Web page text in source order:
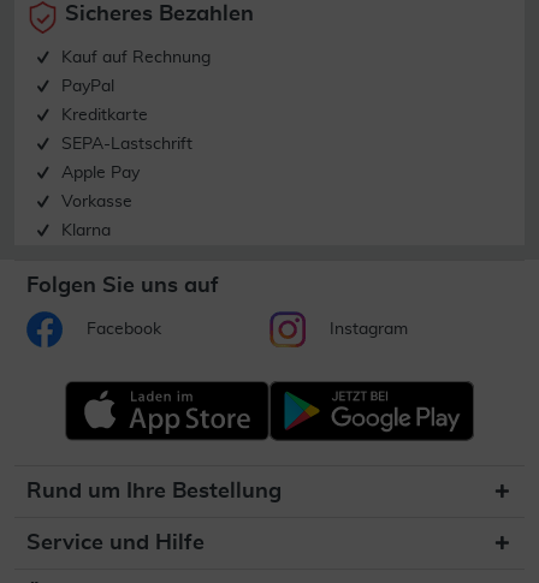
Sicheres Bezahlen
Kauf auf Rechnung
PayPal
Kreditkarte
SEPA-Lastschrift
Apple Pay
Vorkasse
Klarna
Folgen Sie uns auf
Facebook Instagram
Rund um Ihre Bestellung
Service und Hilfe